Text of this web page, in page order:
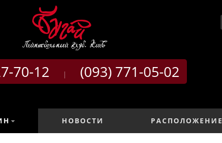
70-12 | (093) 771-05-02
НОВОСТИ РАСПОЛОЖЕНИЕ